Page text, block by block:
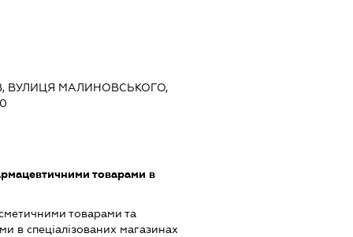
ВУЛИЦЯ МАЛИНОВСЬКОГО,
товарами в
товарами та
в спеціалізованих магазинах